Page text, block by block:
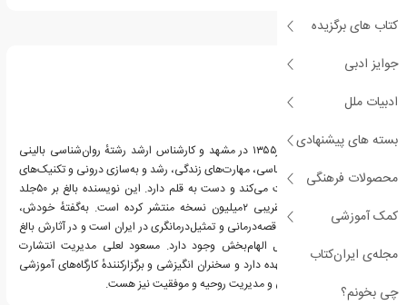
کتاب های برگزیده
جوایز ادبی
ادبیات ملل
بسته های پیشنهادی
محصولات فرهنگی
کمک آموزشی
مجله‌ی ایران‌کتاب
چی بخونم؟
درباره مسعود لعلی
مسعود لعلی زادهٔ شهریور۱۳۵۵ در مشهد و کارشناس ارشد رشتهٔ روان‌شناسی بالینی
است. وی در زمنیهٔ روان‌شناسی، مهارت‌های زندگی، رشد و به‌سازی درونی و تکنیک‌های
موفقیت مطالعه و فعالیت می‌کند و دست به قلم دارد. این نویسنده بالغ بر ۵۰جلد
کتاب پُرفروش با تیراژ تقریبی ۲میلیون نسخه منتشر کرده است. به‌گفتهٔ خودش،
بنیان‌گذار سبک کتاب‌های قصه‌درمانی و تمثیل‌درمانگری در ایران است و در آثارش بالغ
بر ۲هزار داستان و تمثیل الهام‌بخش وجود دارد. مسعود لعلی مدیریت انتشارت
مهارت‌های زندگی را به عهده دارد و سخنران انگیزشی و برگزارکنندهٔ کارگاه‌های آموزشی
در زمینهٔ مهارت‌های زندگی و مدیریت روحیه و موفقیت نیز هست.